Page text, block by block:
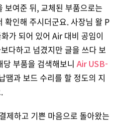
보여준 뒤, 교체된 부품으로는
확인해 주시더군요. 사장님 왈 P
가 되어 있어 Air 대비 공임이
다하고 넘겼지만 글을 쓰다 보
부품을 검색해보니 Air USB-
땜과 보드 수리를 할 정도의 지
제하고 기쁜 마음으로 돌아왔는